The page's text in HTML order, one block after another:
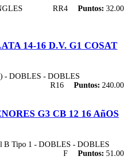
RR4 Puntos: 32.00
14-16 D.V. G1 COSAT
- DOBLES - DOBLES
R16
Puntos: 240.00
G3 CB 12 16 AñOS
B Tipo 1 - DOBLES - DOBLES
F
Puntos: 51.00